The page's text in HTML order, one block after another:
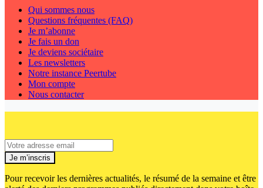
Qui sommes nous
Questions fréquentes (FAQ)
Je m’abonne
Je fais un don
Je deviens sociétaire
Les newsletters
Notre instance Peertube
Mon compte
Nous contacter
Je m’inscris
Pour recevoir les dernières actualités, le résumé de la semaine et être